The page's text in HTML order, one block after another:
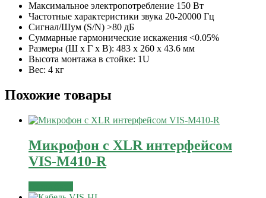
Максимальное электропотребление 150 Вт
Частотные характеристики звука 20-20000 Гц
Сигнал/Шум (S/N) >80 дБ
Суммарные гармонические искажения <0.05%
Размеры (Ш х Г х В): 483 х 260 х 43.6 мм
Высота монтажа в стойке: 1U
Вес: 4 кг
Похожие товары
Микрофон с XLR интерфейсом
VIS-M410-R